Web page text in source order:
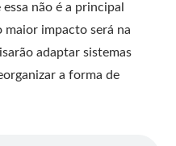
não é a principal
maior impacto será na
adaptar sistemas
a forma de